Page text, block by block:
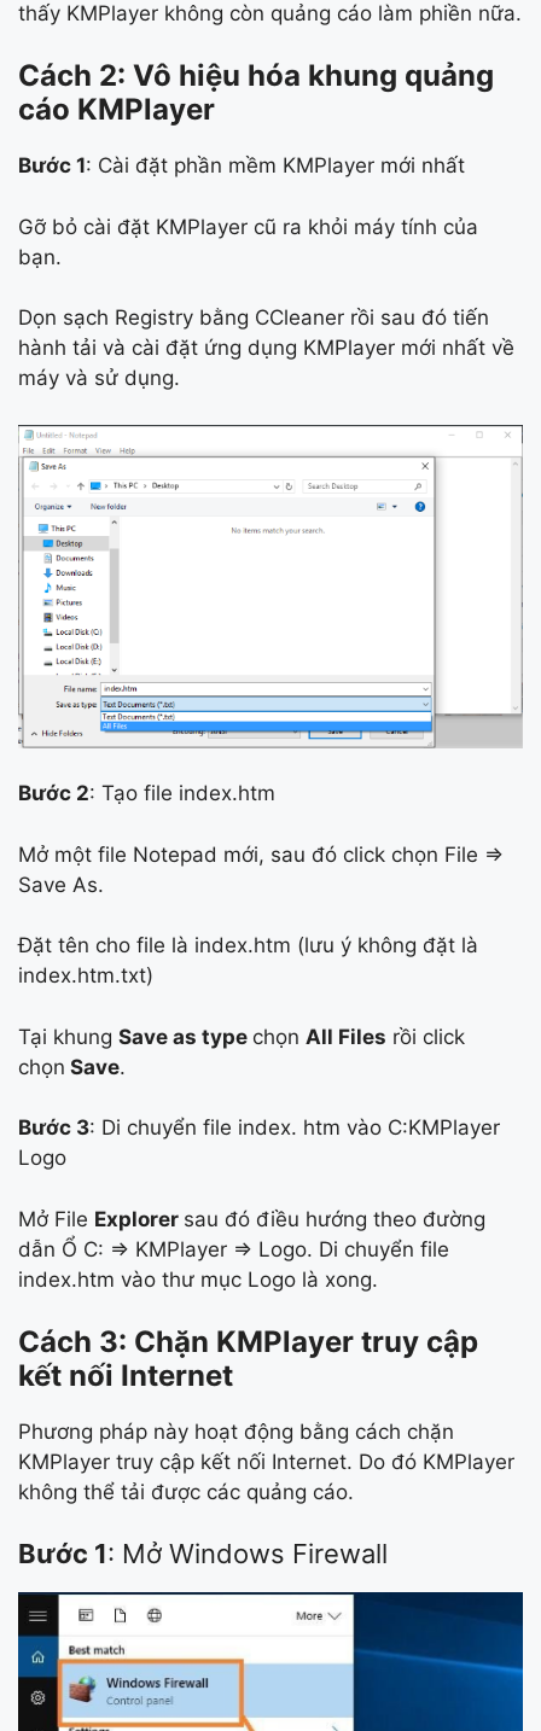
thấy KMPlayer không còn quảng cáo làm phiền nữa.
Cách 2: Vô hiệu hóa khung quảng
cáo KMPlayer
Bước 1: Cài đặt phần mềm KMPlayer mới nhất
Gỡ bỏ cài đặt KMPlayer cũ ra khỏi máy tính của
bạn.
Dọn sạch Registry bằng CCleaner rồi sau đó tiến
hành tải và cài đặt ứng dụng KMPlayer mới nhất về
máy và sử dụng.
Bước 2: Tạo file index.htm
Mở một file Notepad mới, sau đó click chọn File =>
Save As.
Đặt tên cho file là index.htm (lưu ý không đặt là
index.htm.txt)
Tại khung Save as type chọn All Files rồi click
chọn Save.
Bước 3: Di chuyển file index. htm vào C:KMPlayer
Logo
Mở File Explorer sau đó điều hướng theo đường
dẫn Ổ C: => KMPlayer => Logo. Di chuyển file
index.htm vào thư mục Logo là xong.
Cách 3: Chặn KMPlayer truy cập
kết nối Internet
Phương pháp này hoạt động bằng cách chặn
KMPlayer truy cập kết nối Internet. Do đó KMPlayer
không thể tải được các quảng cáo.
Bước 1: Mở Windows Firewall